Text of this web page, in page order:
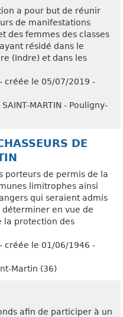
a pour but de réunir
de manifestations
des femmes des classes
résidé dans le
(Indre) et dans les
- créée le 05/07/2019 -
SAINT-MARTIN - Pouligny-
DE
porteurs de permis de la
limitrophes ainsi
qui seraient admis
en vue de
la protection des
- créée le 01/06/1946 -
Martin (36)
afin de participer à un